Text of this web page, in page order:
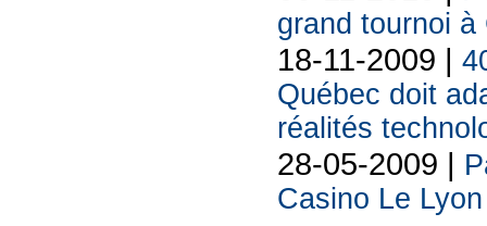
grand tournoi à
18-11-2009 |
Québec doit
réalités
28-05-2009 |
Casino Le